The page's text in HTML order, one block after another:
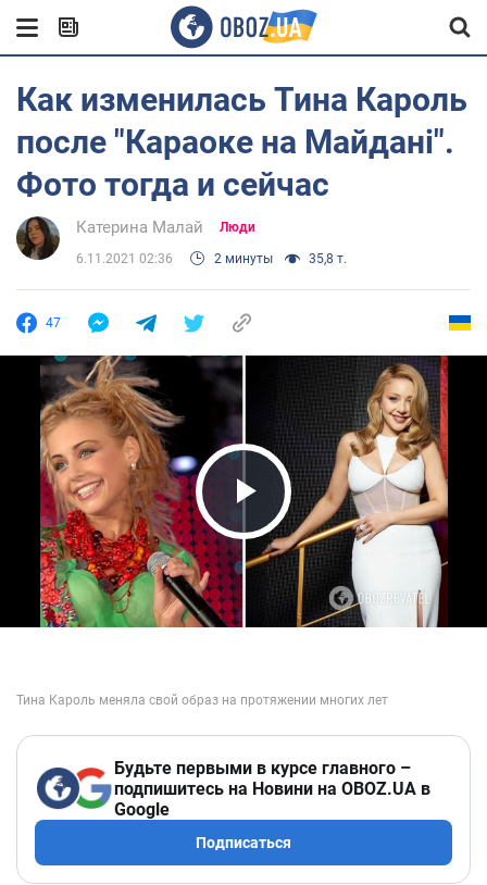
Как изменилась Тина Кароль
после "Караоке на Майдані".
Фото тогда и сейчас
Катерина Малай Люди
6.11.2021 02:36 2 минуты 35,8 т.
47
Play Video
Будьте первыми в курсе главного –
подпишитесь на Новини на OBOZ.UA в
Google
Подписаться